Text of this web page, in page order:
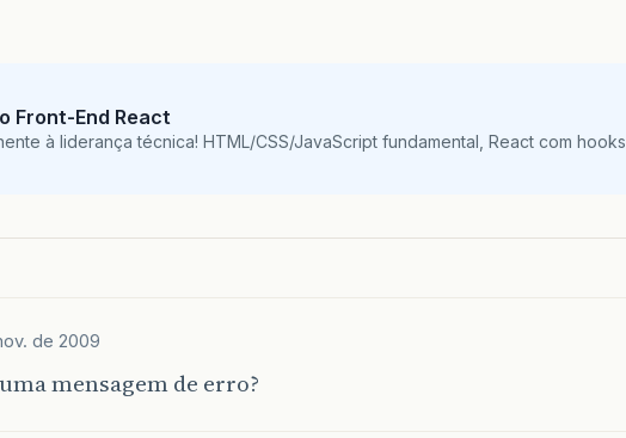
Front-End React
à liderança técnica! HTML/CSS/JavaScript fundamental, React com hooks
de 2009
mensagem de erro?